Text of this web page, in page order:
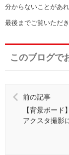
分からないことがあ
最後までご覧いただ
このブログで
前の記事
【背景ボード
アクスタ撮影